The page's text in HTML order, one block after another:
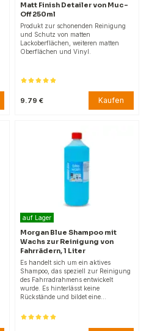
Matt Finish Detailer von Muc-
Off 250ml
Produkt zur schonenden Reinigung
und Schutz von matten
Lackoberflächen, weiteren matten
Oberflächen und Vinyl.
9.79 € Kaufen
auf Lager
Morgan Blue Shampoo mit
Wachs zur Reinigung von
Fahrrädern, 1 Liter
Es handelt sich um ein aktives
Shampoo, das speziell zur Reinigung
des Fahrradrahmens entwickelt
wurde. Es hinterlässt keine
Rückstände und bildet eine…